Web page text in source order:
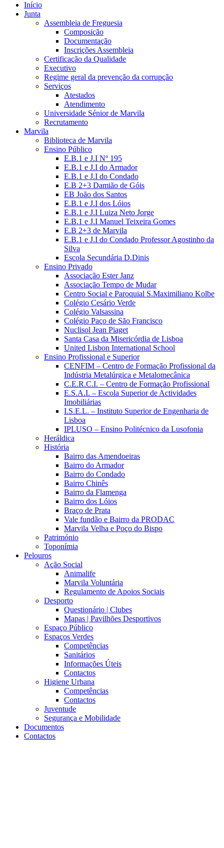
Início
Junta
Assembleia de Freguesia
Composição
Documentação
Inscrições Assembleia
Certificação da Qualidade
Executivo
Regime geral da prevenção da corrupção
Serviços
Atestados
Atendimento
Universidade Sénior de Marvila
Recrutamento
Marvila
Biblioteca de Marvila
Ensino Público
E.B.1 e J.I Nº 195
E.B.1 e J.I do Armador
E.B.1 e J.I do Condado
E.B 2+3 Damião de Góis
EB João dos Santos
E.B.1 e J.I dos Lóios
E.B.1 e J.I Luiza Neto Jorge
E.B.1 e J.I Manuel Teixeira Gomes
E.B 2+3 de Marvila
E.B.1 e J.I do Condado Professor Agostinho da
Silva
Escola Secundária D.Dinis
Ensino Privado
Associação Ester Janz
Associação Tempo de Mudar
Centro Social e Paroquial S.Maximiliano Kolbe
Colégio Cesário Verde
Colégio Valsassina
Colégio Paço de São Francisco
Nuclisol Jean Piaget
Santa Casa da Misericórdia de Lisboa
United Lisbon International School
Ensino Profissional e Superior
CENFIM – Centro de Formação Profissional da
Indústria Metalúrgica e Metalomecânica
C.E.R.C.I. – Centro de Formação Profissional
E.S.A.I. – Escola Superior de Actividades
Imobiliárias
I.S.E.L. – Instituto Superior de Engenharia de
Lisboa
IPLUSO – Ensino Politécnico da Lusofonia
Heráldica
História
Bairro das Amendoeiras
Bairro do Armador
Bairro do Condado
Bairro Chinês
Bairro da Flamenga
Bairro dos Lóios
Braço de Prata
Vale fundão e Bairro da PRODAC
Marvila Velha e Poço do Bispo
Património
Toponímia
Pelouros
Ação Social
Animalife
Marvila Voluntária
Regulamento de Apoios Sociais
Desporto
Questionário | Clubes
Mapas | Pavilhões Desportivos
Espaço Público
Espaços Verdes
Competências
Sanitários
Informações Úteis
Contactos
Higiene Urbana
Competências
Contactos
Juventude
Segurança e Mobilidade
Documentos
Contactos